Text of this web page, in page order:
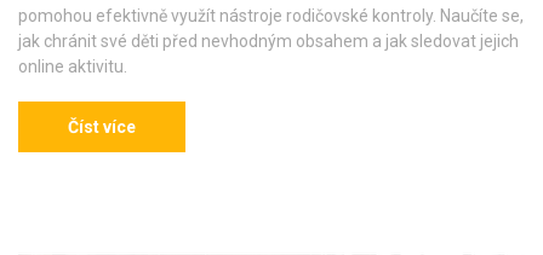
pomohou efektivně využít nástroje rodičovské kontroly. Naučíte se,
jak chránit své děti před nevhodným obsahem a jak sledovat jejich
online aktivitu.
Číst více